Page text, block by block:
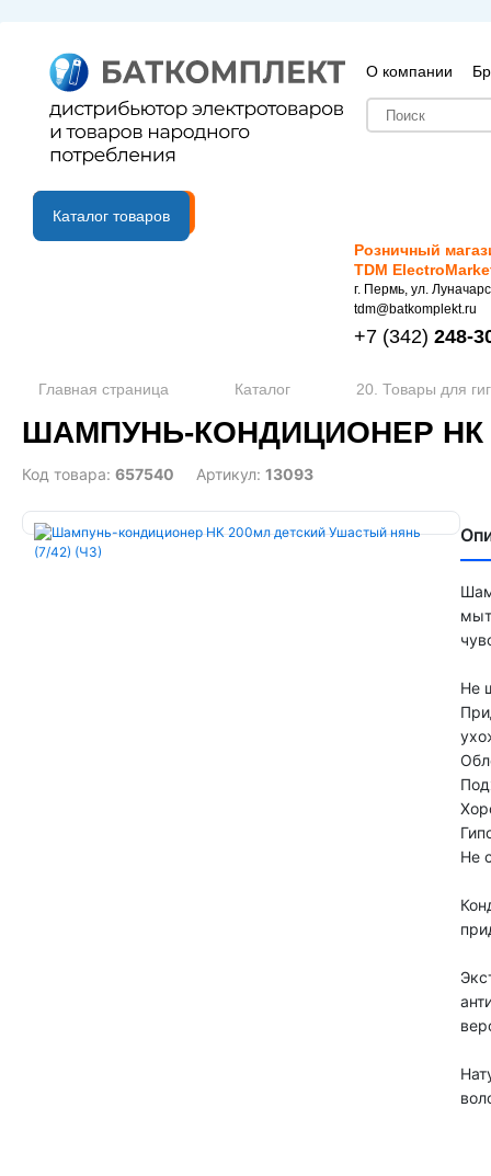
О компании
B2B портал
Каталог товаров
Розничный
TDM
г. Пермь, ул.
tdm@batkomplekt.ru
+7 (342) 248-
Главная страница Каталог 20. Товары для
ШАМПУНЬ-КОНДИЦИОНЕР НК
Код товара: 657540 Артикул: 13093
Не
Не